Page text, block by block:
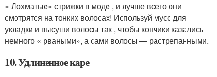
« Лохматые» стрижки в моде , и лучше всего они
смотрятся на тонких волосах! Используй мусс для
укладки и высуши волосы так , чтобы кончики казались
немного « рваными», а сами волосы — растрепанными.
10. Удлиненное каре